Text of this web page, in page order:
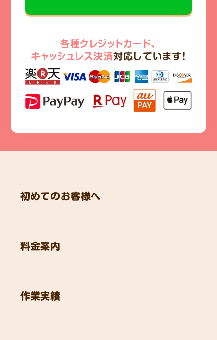
各種クレジットカード、
キャッシュレス決済対応しています!
初めてのお客様へ
料金案内
作業実績